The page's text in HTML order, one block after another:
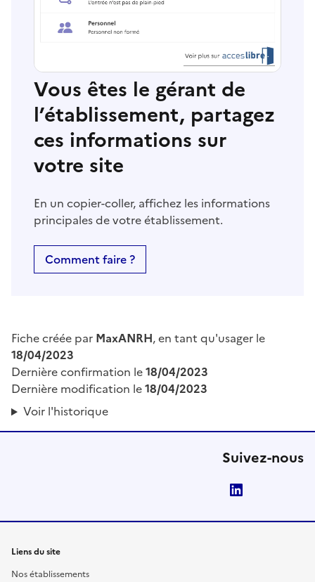
Vous êtes le gérant de
l’établissement, partagez
ces informations sur
votre site
En un copier-coller, affichez les informations
principales de votre établissement.
Comment faire ?
Fiche créée par MaxANRH, en tant qu'usager le
18/04/2023
Dernière confirmation le18/04/2023
Dernière modification le18/04/2023
Voir l'historique
Suivez-nous
Liens du site
Nos établissements